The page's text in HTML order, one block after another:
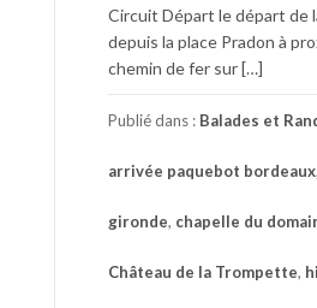
Circuit Départ le départ de
depuis la place Pradon à
chemin de fer sur […]
Publié dans : Balades et
arrivée paquebot bordeaux,
gironde, chapelle du
Château de la Trompette,